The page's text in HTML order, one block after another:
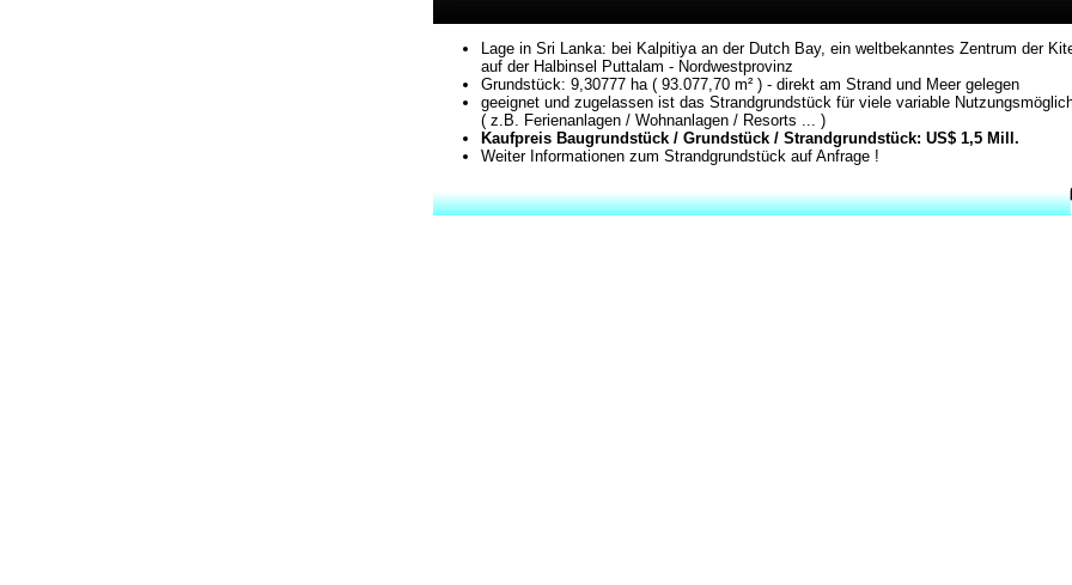
Lage in Sri Lanka: bei Kalpitiya an der Dutch Bay, ein weltbekanntes Zentrum der
auf der Halbinsel Puttalam - Nordwestprovinz
Grundstück: 9,30777 ha ( 93.077,70 m² ) - direkt am Strand und Meer gelegen
geeignet und zugelassen ist das Strandgrundstück für viele variable
( z.B. Ferienanlagen / Wohnanlagen / Resorts ... )
Kaufpreis Baugrundstück / Grundstück / Strandgrundstück: US$ 1,5 Mill.
Weiter Informationen zum Strandgrundstück auf Anfrage !